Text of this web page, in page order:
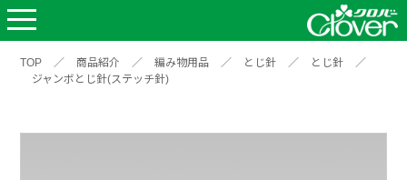
TOP ／ 商品紹介 ／ 編み物用品 ／ とじ針 ／ とじ針
／
ジャンボとじ針(ステッチ針)